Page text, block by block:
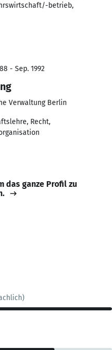
betrieb,
- Sep. 1992
Verwaltung Berlin
Recht,
das ganze Profil zu